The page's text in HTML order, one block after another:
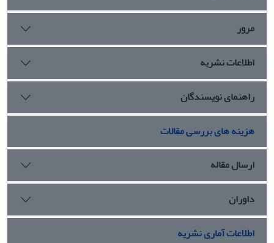
مرور
اطلاعات نشریه
راهنمای نویسندگان
هزینه های بررسی مقالات
ارسال مقاله
داوران
اطلاعات آماری نشریه